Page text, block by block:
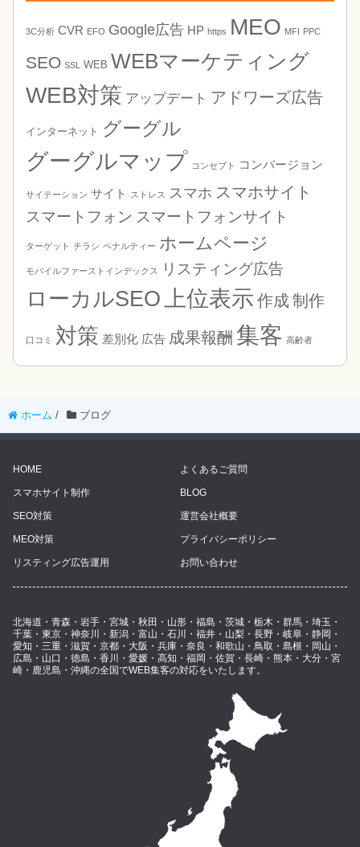
3C分析 CVR EFO Google広告 HP https MEO MFI PPC
SEO SSL WEB WEBマーケティング
WEB対策 アップデート アドワーズ広告
インターネット グーグル
グーグルマップ コンセプト コンバージョン
サイテーション サイト ストレス スマホ スマホサイト
スマートフォン スマートフォンサイト
ターゲット チラシ ペナルティー ホームページ
モバイルファーストインデックス リスティング広告
ローカルSEO 上位表示 作成 制作
口コミ 対策 差別化 広告 成果報酬 集客 高齢者
ホーム / ブログ
HOME
スマホサイト制作
SEO対策
MEO対策
リスティング広告運用
よくあるご質問
BLOG
運営会社概要
プライバシーポリシー
お問い合わせ
北海道・青森・岩手・宮城・秋田・山形・福島・茨城・栃木・群馬・埼玉・
千葉・東京・神奈川・新潟・富山・石川・福井・山梨・長野・岐阜・静岡・
愛知・三重・滋賀・京都・大阪・兵庫・奈良・和歌山・鳥取・島根・岡山・
広島・山口・徳島・香川・愛媛・高知・福岡・佐賀・長崎・熊本・大分・宮
崎・鹿児島・沖縄の全国でWEB集客の対応をいたします。